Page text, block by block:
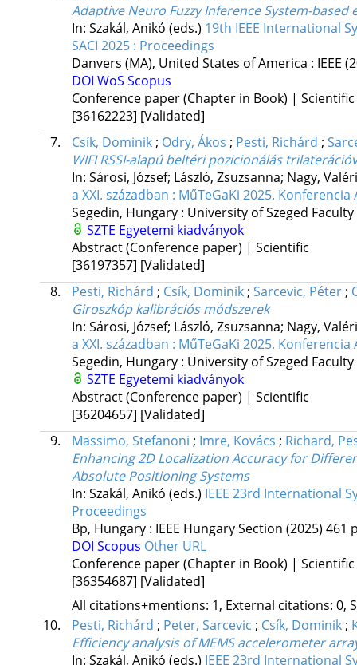
Adaptive Neuro Fuzzy Inference System-
In: Szakál, Anikó (eds.) 19th IEEE International
SACI 2025 : Proceedings
Danvers (MA), United States of America : IEEE
DOI WoS Scopus
Conference paper (Chapter in Book) | Scientific
[36162223] [Validated]
7.
Csík, Dominik; Odry, Ákos ; Pesti, Richárd ;
WIFI RSSI-alapú beltéri pozicionálás
In: Sárosi, József; László, Zsuzsanna; Nagy,
a XXI. században : MűTeGaKi 2025.
Segedin, Hungary : University of Szeged
SZTE Egyetemi kiadványok
Abstract (Conference paper) | Scientific
[36197357] [Validated]
8.
Pesti, Richárd ; Csík, Dominik; Sarcevic, Péter;
Giroszkóp kalibrációs módszerek
In: Sárosi, József; László, Zsuzsanna; Nagy,
a XXI. században : MűTeGaKi 2025.
Segedin, Hungary : University of Szeged
SZTE Egyetemi kiadványok
Abstract (Conference paper) | Scientific
[36204657] [Validated]
9.
Massimo, Stefanoni ; Imre, Kovács ; Richard,
Enhancing 2D Localization Accuracy for
Absolute Positioning Systems
In: Szakál, Anikó (eds.) IEEE 23rd International
Proceedings
Bp, Hungary : IEEE Hungary Section (2025) 461
DOI Scopus Other URL
Conference paper (Chapter in Book) | Scientific
[36354687] [Validated]
All citations+mentions: 1, External citations: 0,
10.
Pesti, Richárd ; Peter, Sarcevic ; Csík, Dominik;
Efficiency analysis of MEMS accelerometer
In: Szakál, Anikó (eds.) IEEE 23rd International